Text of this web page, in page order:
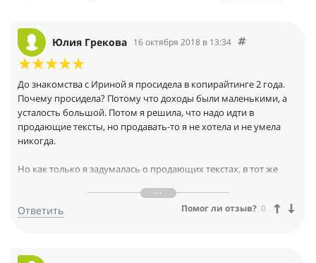
Юлия Грекова 16 октября 2018 в 13:34
До знакомства с Ириной я просидела в копирайтинге 2 года.
Почему просидела? Потому что доходы были маленькими, а
усталость большой. Потом я решила, что надо идти в
продающие тексты, но продавать-то я не хотела и не умела
никогда.
Но как только я задумалась о продающих текстах, в тот же
"Богатый копирайтер без бирж". И так убедительно все письма
по марафону были составлены, такие мои крючки зацепили,
Потом тренинг "Взлет копирайтера". Отказаться, конечно,
Ответить Помог ли отзыв? 0